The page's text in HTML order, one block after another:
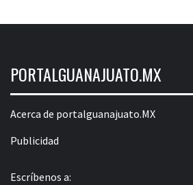
PORTALGUANAJUATO.MX
Acerca de portalguanajuato.MX
Publicidad
Escríbenos a: